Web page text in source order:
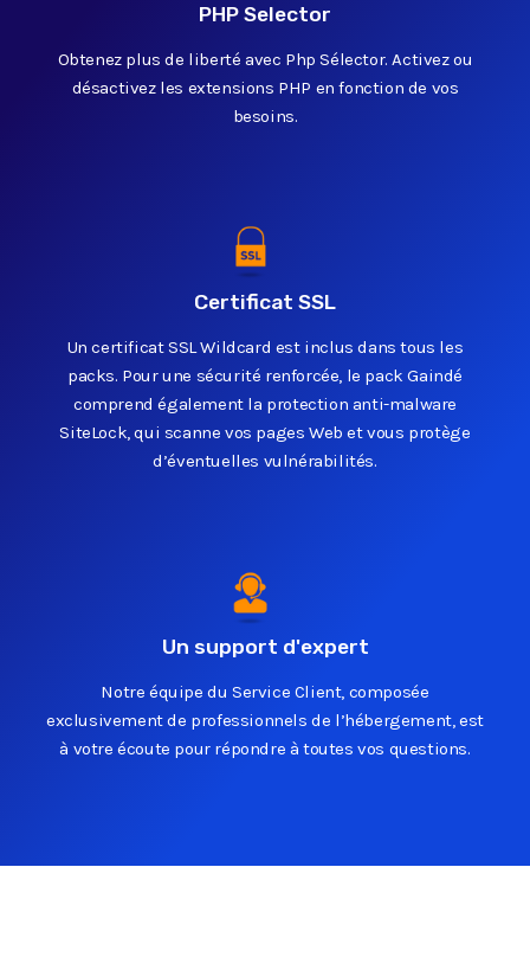
PHP Selector
Obtenez plus de liberté avec Php Sélector. Activez ou
désactivez les extensions PHP en fonction de vos
besoins.
Certificat SSL
Un certificat SSL Wildcard est inclus dans tous les
packs. Pour une sécurité renforcée, le pack Gaindé
comprend également la protection anti-malware
SiteLock, qui scanne vos pages Web et vous protège
d’éventuelles vulnérabilités.
Un support d'expert
Notre équipe du Service Client, composée
exclusivement de professionnels de l’hébergement, est
à votre écoute pour répondre à toutes vos questions.